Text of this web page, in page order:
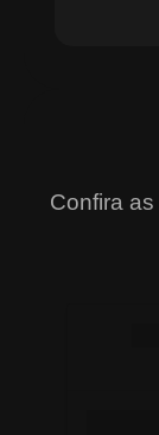
Confira